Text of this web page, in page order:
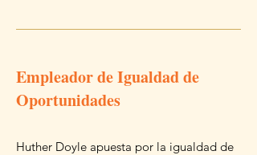
Empleador de Igualdad de
Oportunidades
Huther Doyle apuesta por la igualdad de